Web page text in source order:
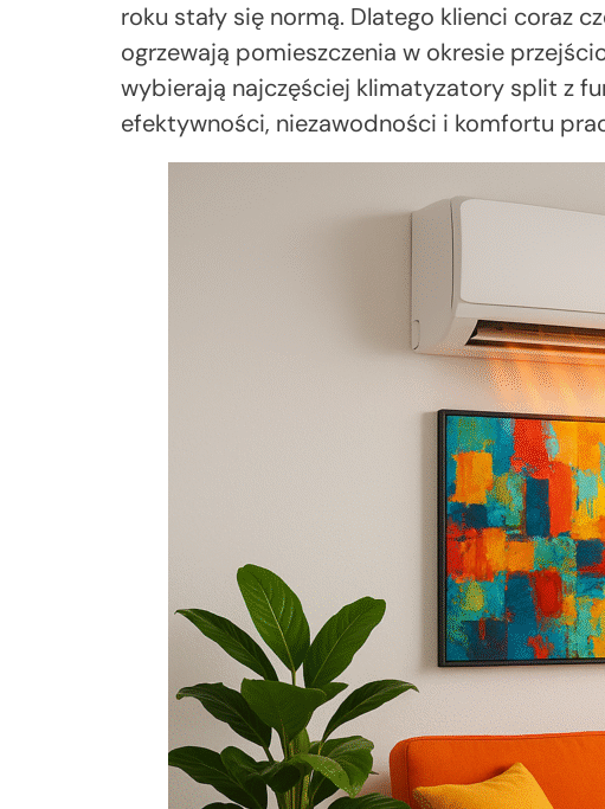
roku stały się normą. Dlatego klienci coraz
ogrzewają pomieszczenia w okresie
wybierają najczęściej klimatyzatory split z
efektywności, niezawodności i komfortu